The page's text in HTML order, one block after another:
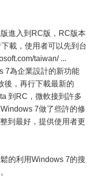
進入到RC版，RC版本
載，使用者可以先到台
taiwan/ ...
7為企業設計的新功能
後，再行下載最新的
到RC，微軟接到許多
7做了些許的修
到最好，提供使用者更
的利用Windows 7的搜